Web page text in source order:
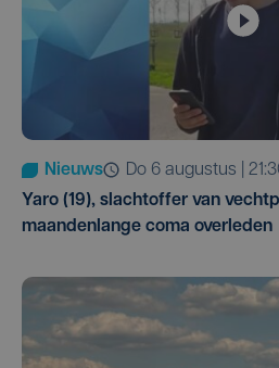
Nieuws
do 6 augustus |
Yaro (19), slachtoffer van
maandenlange coma overleden